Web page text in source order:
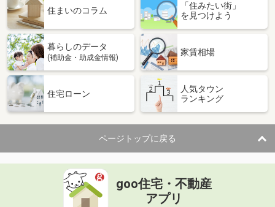
住まいのコラム
「住みたい街」
を見つけよう
暮らしのデータ
(補助金・助成金情報)
家賃相場
住宅ローン
人気タウン
ランキング
ページトップに戻る
goo住宅・不動産
アプリ